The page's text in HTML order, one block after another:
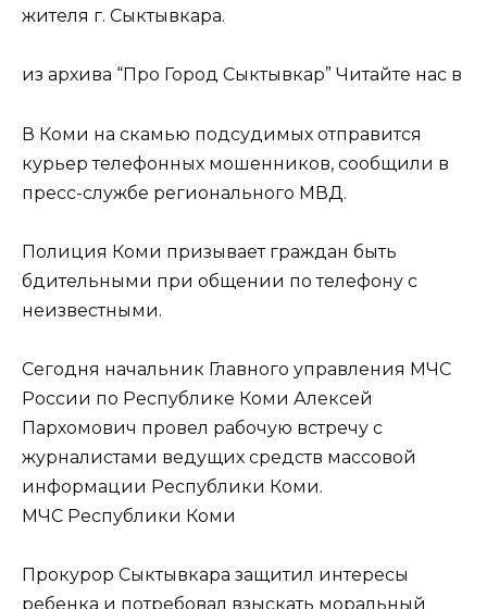
жителя г. Сыктывкара.
из архива “Про Город Сыктывкар” Читайте нас в
В Коми на скамью подсудимых отправится
курьер телефонных мошенников, сообщили в
пресс-службе регионального МВД.
Полиция Коми призывает граждан быть
бдительными при общении по телефону с
неизвестными.
Сегодня начальник Главного управления МЧС
России по Республике Коми Алексей
Пархомович провел рабочую встречу с
журналистами ведущих средств массовой
информации Республики Коми.
МЧС Республики Коми
Прокурор Сыктывкара защитил интересы
ребенка и потребовал взыскать моральный